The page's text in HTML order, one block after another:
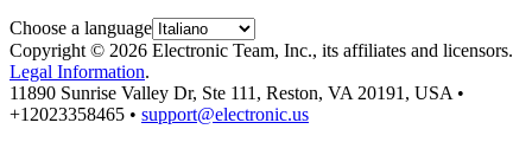
Choose a language
Copyright © 2026 Electronic Team, Inc., its affiliates and licensors.
Legal Information.
11890 Sunrise Valley Dr, Ste 111, Reston, VA 20191, USA •
+12023358465 • support@electronic.us